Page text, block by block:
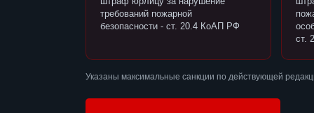
требований пожарной
безопасности - ст. 20.4 КоАП РФ
ст.
Указаны максимальные санкции по действующей